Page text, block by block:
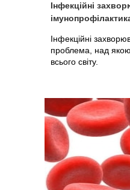
Інфекційні
Інфекційні
проблема, над
всього світу.